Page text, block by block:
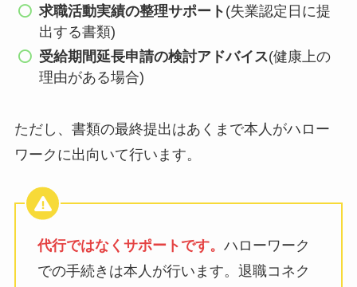
求職活動実績の整理サポート (失業認定日に提
出する書類)
受給期間延長申請の検討アドバイス(健康上の
理由がある場合)
ただし、書類の最終提出はあくまで本人がハロー
ワークに出向いて行います。
代行ではなくサポートです。 ハローワーク
での手続きは本人が行います。退職コネク